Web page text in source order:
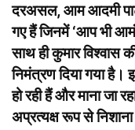
दरअसल, आम आदमी
गए हैं जिनमें ‘आप भी
साथ ही कुमार विश्वास
निमंत्रण दिया गया है।
हो रही हैं और माना जा
अप्रत्यक्ष रूप से